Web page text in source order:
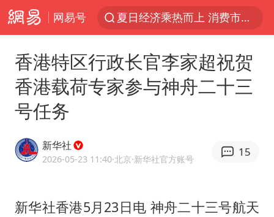
网易号
夏日经济乘热而上 消费市场向新而行
于东来回应胖东来近25年老店年底关闭
以拒绝“和平委员会”的加沙和平计划
白海豚北上或致京津冀暴雨
上门女婿出轨女邻居多年被判重婚罪
香港特区行政长官李家超祝贺
香港载荷专家参与神舟二十三
号任务
新华社
2026-05-23 11:40·北京·新华社官方账号
15
新华社香港5月23日电 神舟二十三号航天